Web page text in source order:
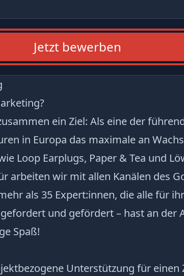
Jetzt bewerben
ein Ziel: Als eine der
in Europa das maximale an
Loop Earplugs, Paper & Tea und
arbeiten wir mit allen Kanälen des
als 35 Expert:innen, die alle für
und gefördert – hast an der
Spaß!
Unterstützung für einen